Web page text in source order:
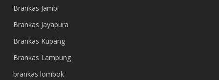
Brankas Jambi
Brankas Jayapura
Brankas Kupang
Brankas Lampung
brankas lombok